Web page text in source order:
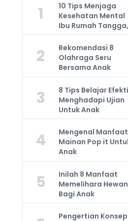
1
10 Tips Menjaga
Kesehatan Mental
Ibu Rumah Tangga,
Jangan Anggap
Remeh!
2
Rekomendasi 8
Olahraga Seru
Bersama Anak
3
8 Tips Belajar
Menghadapi Ujian
Untuk Anak
4
Mengenal Manfaat
Mainan Pop it
Anak
5
Inilah 8 Manfaat
Memelihara Hewan
Bagi Anak
Pengertian Konsep